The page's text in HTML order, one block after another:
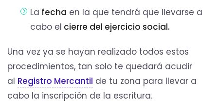
La fecha en la que tendrá que llevarse a
cabo el cierre del ejercicio social.
Una vez ya se hayan realizado todos estos
procedimientos, tan solo te quedará acudir
al Registro Mercantil de tu zona para llevar a
cabo la inscripción de la escritura.